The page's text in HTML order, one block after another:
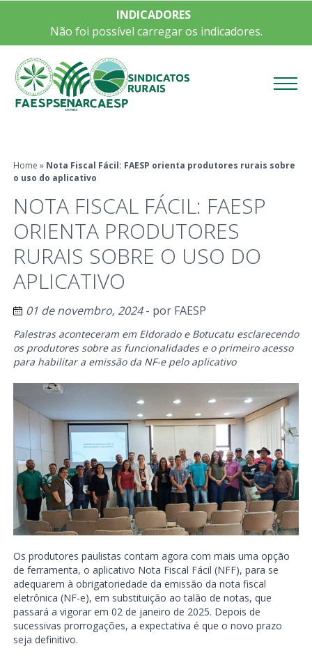
INDICADORES
Não foi possível carregar os indicadores.
Home » Nota Fiscal Fácil: FAESP orienta produtores rurais sobre
o uso do aplicativo
NOTA FISCAL FÁCIL: FAESP
ORIENTA PRODUTORES
RURAIS SOBRE O USO DO
APLICATIVO
01 de novembro, 2024- por FAESP
Palestras aconteceram em Eldorado e Botucatu esclarecendo
os produtores sobre as funcionalidades e o primeiro acesso
para habilitar a emissão da NF-e pelo aplicativo
Os produtores paulistas contam agora com mais uma opção
de ferramenta, o aplicativo Nota Fiscal Fácil (NFF), para se
adequarem à obrigatoriedade da emissão da nota fiscal
eletrônica (NF-e), em substituição ao talão de notas, que
passará a vigorar em 02 de janeiro de 2025. Depois de
sucessivas prorrogações, a expectativa é que o novo prazo
seja definitivo.